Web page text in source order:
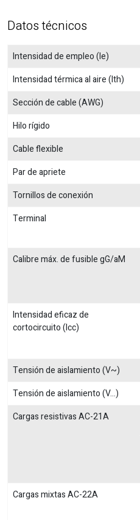
Datos técnicos
Intensidad de empleo (Ie)
Intensidad térmica al aire (Ith)
Sección de cable (AWG)
Hilo rígido
Cable flexible
Par de apriete
Tornillos de conexión
Terminal
Calibre máx. de fusible gG/aM
Intensidad eficaz de
cortocircuito (Icc)
Tensión de aislamiento (V~)
Tensión de aislamiento (V...)
Cargas resistivas AC-21A
Cargas mixtas AC-22A